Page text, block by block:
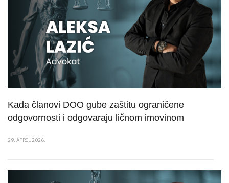
Kada članovi DOO gube zaštitu ograničene
odgovornosti i odgovaraju ličnom imovinom
29. APRIL 2026.